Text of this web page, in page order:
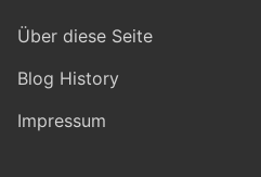
Über diese Seite
Blog History
Impressum